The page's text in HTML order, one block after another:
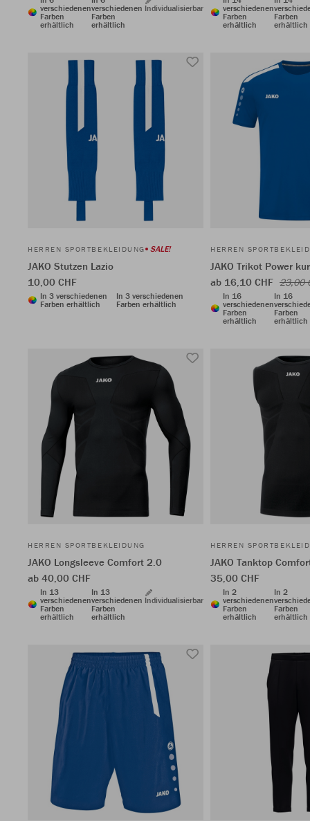
verschiedenen
Farben
erhältlich
verschiedenen
Farben
erhältlich
Individualisierbar
verschiedenen
Farben
erhältlich
Farben
erhältlich
HERREN SPORTBEKLEIDUNG SALE!
JAKO Stutzen Lazio
10,00 CHF
In 3 verschiedenen
Farben erhältlich
In 3 verschiedenen
Farben erhältlich
HERREN
JAKO Trikot Power
ab 16,10 CHF 23,00
In 16
verschiedenen
Farben
erhältlich
In 16
Farben
erhältlich
HERREN SPORTBEKLEIDUNG
JAKO Longsleeve Comfort 2.0
ab 40,00 CHF
In 13
verschiedenen
Farben
erhältlich
In 13
verschiedenen
Farben
erhältlich
Individualisierbar
HERREN
JAKO Tanktop
35,00 CHF
In 2
verschiedenen
Farben
erhältlich
In 2
Farben
erhältlich